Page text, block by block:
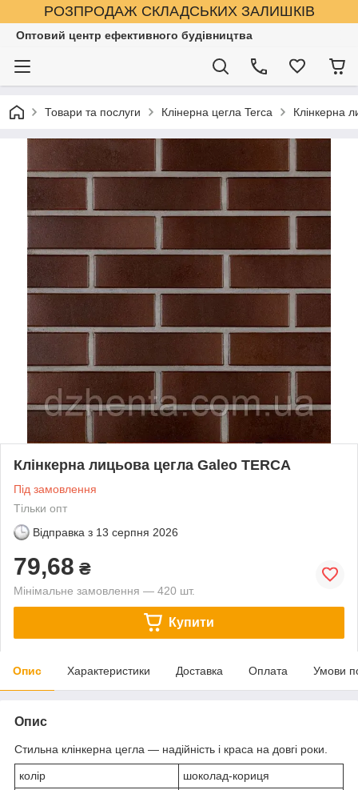
РОЗПРОДАЖ СКЛАДСЬКИХ ЗАЛИШКІВ
Оптовий центр ефективного будівництва
Товари та послуги Клінерна цегла Terca Клінкерна
Клінкерна лицьова цегла Galeo TERCA
Під замовлення
Тільки опт
Відправка з 13 серпня 2026
79,68 ₴
Мінімальне замовлення — 420 шт.
Купити
Опис Характеристики Доставка Оплата Умови
Опис
Стильна клінкерна цегла — надійність і краса на довгі роки.
колір
шоколад-кориця